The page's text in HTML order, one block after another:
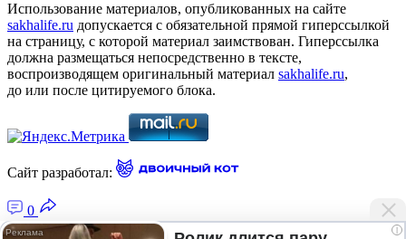
Использование материалов, опубликованных на сайте
sakhalife.ru допускается с обязательной прямой гиперссылкой
на страницу, с которой материал заимствован. Гиперссылка
должна размещаться непосредственно в тексте,
воспроизводящем оригинальный материал sakhalife.ru,
до или после цитируемого блока.
Сайт разработал:
0
i